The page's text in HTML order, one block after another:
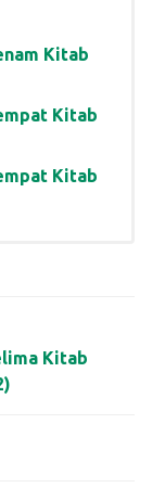
Kitab
Kitab
Kitab
Kitab